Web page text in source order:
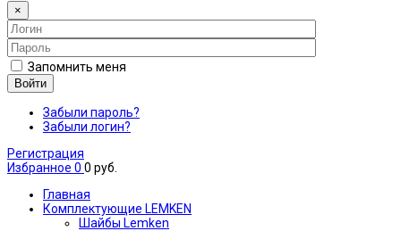
×
Запомнить меня
Войти
Забыли пароль?
Забыли логин?
Регистрация
Избранное 0 0 руб.
Главная
Комплектующие LEMKEN
Шайбы Lemken